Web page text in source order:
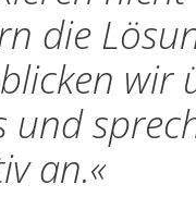
die
wir
und
an.«